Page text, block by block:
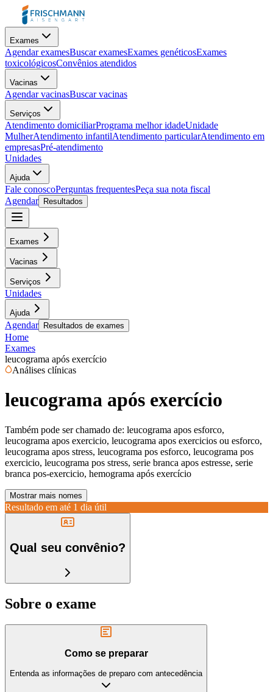
Exames
Agendar examesBuscar examesExames genéticosExames
toxicológicosConvênios atendidos
Vacinas
Agendar vacinasBuscar vacinas
Serviços
Atendimento domiciliarPrograma melhor idadeUnidade
MulherAtendimento infantilAtendimento particularAtendimento em
empresasPré-atendimento
Unidades
Ajuda
Fale conoscoPerguntas frequentesPeça sua nota fiscal
Agendar
Resultados
Exames
Vacinas
Serviços
Unidades
Ajuda
Agendar Resultados de exames
Home
Exames
leucograma após exercício
Análises clínicas
leucograma após exercício
Também pode ser chamado de: leucograma apos esforco,
leucograma apos exercicio, leucograma apos exercicios ou esforco,
leucograma apos stress, leucograma pos esforco, leucograma pos
exercicio, leucograma pos stress, serie branca apos estresse, serie
branca pos-exercicio, hemograma após exercício
Mostrar mais nomes
Resultado em até 1 dia útil
Qual seu convênio?
Sobre o exame
Como se preparar
Entenda as informações de preparo com antecedência